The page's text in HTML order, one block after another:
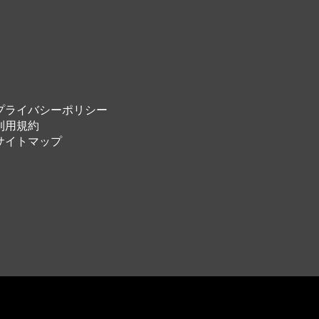
ライバシーポリシー
用規約
イトマップ